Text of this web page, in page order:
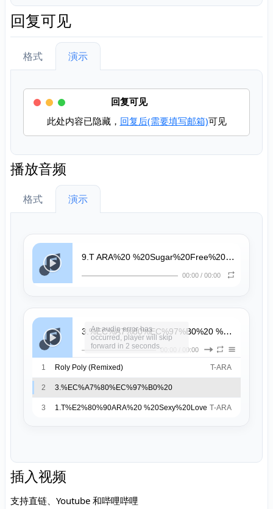
回复可见
格式 演示
回复可见
此处内容已隐藏， 回复后(需要填写邮箱)可见
播放音频
格式 演示
9.T ARA%20 %20Sugar%20Free%20(English%20Version)%20%5BOriginal%20Edit%5D
00:00/ 00:00
1.T%E2%80%90ARA%20 %20Sexy%20Love
00:00 00:00
An audio error has
occurred, player will skip
forward in 2 seconds.
1 Roly Poly (Remixed) T-ARA
2 3.%EC%A7%80%EC%97%B0%20
%20Take%20a%20Hike%20(CHN%20ver.) 지연
3 1.T%E2%80%90ARA%20 %20Sexy%20Love T‐ARA
插入视频
支持直链、Youtube 和哔哩哔哩